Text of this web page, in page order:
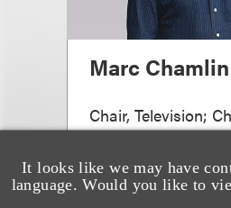
It looks like we may have
language. Would you like to
Marc Chamlin
Chair, Television;
Publishing
+1.212.407.4855
Email